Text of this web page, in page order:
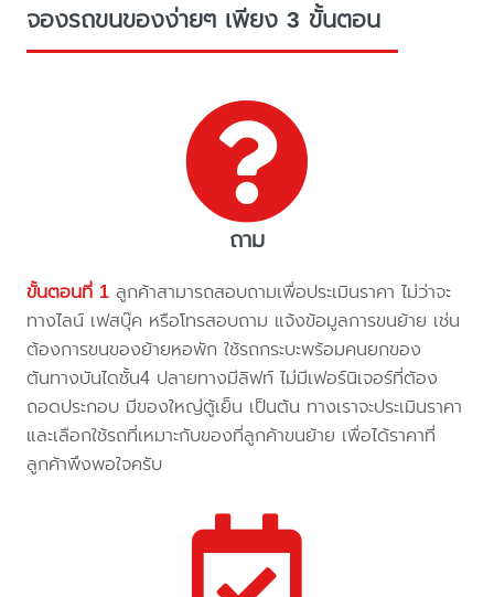
จองรถขนของง่ายๆ เพียง 3 ขั้นตอน
ถาม
ขั้นตอนที่ 1 ลูกค้าสามารถสอบถามเพื่อประเมินราคา ไม่ว่าจะ
ทางไลน์ เฟสบุ๊ค หรือโทรสอบถาม แจ้งข้อมูลการขนย้าย เช่น
ต้องการขนของย้ายหอพัก ใช้รถกระบะพร้อมคนยกของ
ต้นทางบันไดชั้น4 ปลายทางมีลิฟท์ ไม่มีเฟอร์นิเจอร์ที่ต้อง
ถอดประกอบ มีของใหญ่ตู้เย็น เป็นต้น ทางเราจะประเมินราคา
และเลือกใช้รถที่เหมาะกับของที่ลูกค้าขนย้าย เพื่อได้ราคาที่
ลูกค้าพึงพอใจครับ